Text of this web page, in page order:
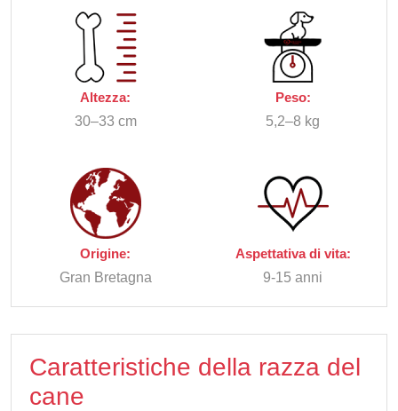
Altezza:
30–33 cm
Peso:
5,2–8 kg
Origine:
Gran Bretagna
Aspettativa di vita:
9-15 anni
Caratteristiche della razza del
cane